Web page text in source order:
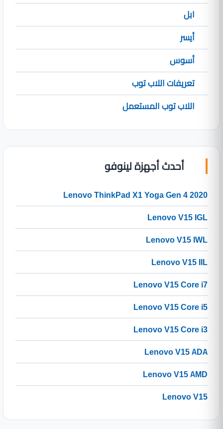
ابل
أيسر
أسوس
تعريفات اللاب توب
اللاب توب المستعمل
أحدث أجهزة لينوفو
Lenovo ThinkPad X1 Yoga Gen 4 2020
Lenovo V15 IGL
Lenovo V15 IWL
Lenovo V15 IIL
Lenovo V15 Core i7
Lenovo V15 Core i5
Lenovo V15 Core i3
Lenovo V15 ADA
Lenovo V15 AMD
Lenovo V15